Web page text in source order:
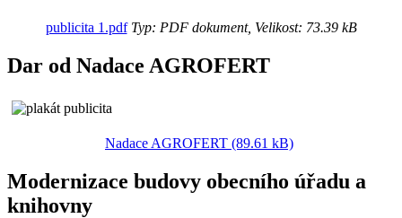
publicita 1.pdfTyp: PDF dokument, Velikost: 73.39 kB
Dar od Nadace AGROFERT
Nadace AGROFERT (89.61 kB)
Modernizace budovy obecního úřadu a
knihovny